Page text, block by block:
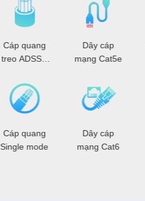
Cáp quang
treo ADSS -
Cáp quang
Single mode
Dây cáp
mạng Cat5e
Dây cáp
mạng Cat6